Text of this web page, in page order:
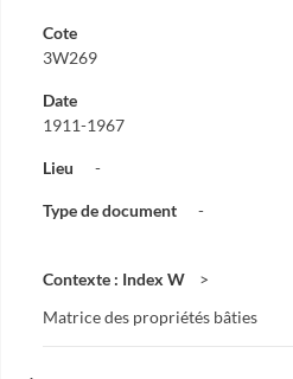
Cote
3W269
Date
1911-1967
Lieu -
Type de document -
Contexte : Index W
Matrice des propriétés bâties